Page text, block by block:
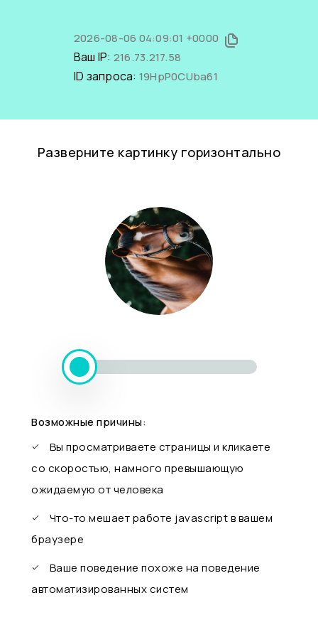
2026-08-06 04:09:01 +0000
Ваш IP: 216.73.217.58
ID запроса: 19HpP0CUba61
Разверните картинку горизонтально
Возможные причины:
Вы просматриваете страницы и кликаете
со скоростью, намного превышающую
ожидаемую от человека
Что-то мешает работе javascript в вашем
браузере
Ваше поведение похоже на поведение
автоматизированных систем